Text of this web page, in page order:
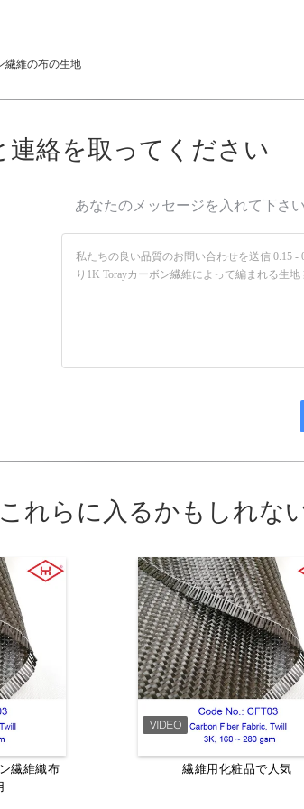
繊維の布の生地
連絡を取ってください
あなたのメッセージを入れて下さ
れらに入るかもしれな
繊維織布
繊維用化粧品で人気
ーボン繊
ーボン繊
編まれた1Kカーボン繊維を